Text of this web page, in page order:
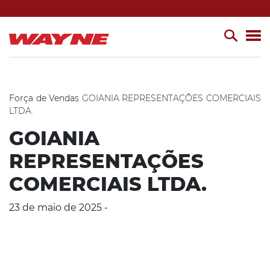
Força de Vendas GOIANIA REPRESENTAÇÕES COMERCIAIS
LTDA.
GOIANIA
REPRESENTAÇÕES
COMERCIAIS LTDA.
23 de maio de 2025 -